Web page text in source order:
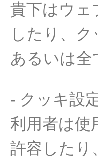
貴下はウェ
したり 、ク
あるいは全
- クッキ設
利用者は使
許容したり